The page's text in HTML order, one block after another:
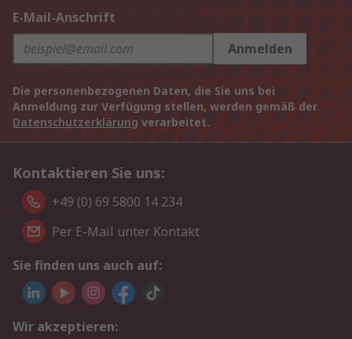
E-Mail-Anschrift
Anmelden
Die personenbezogenen Daten, die Sie uns bei
Anmeldung zur Verfügung stellen, werden gemäß der
Datenschutzerklärung verarbeitet.
Kontaktieren Sie uns:
+49 (0) 69 5800 14 234
Per E-Mail unter Kontakt
Sie finden uns auch auf:
Wir akzeptieren: